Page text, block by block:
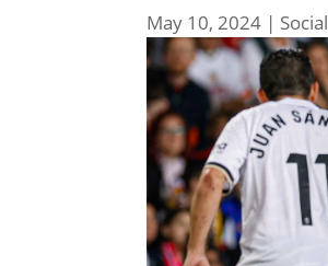
May 10, 2024 | Social